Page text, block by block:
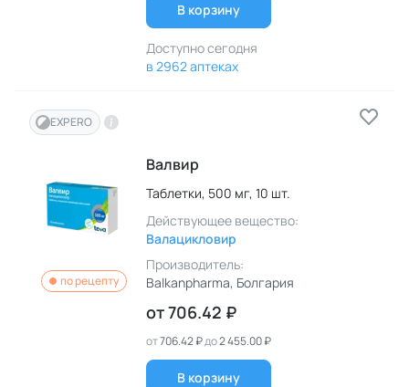
В корзину
Доступно сегодня
в 2962 аптеках
EXPERO
по рецепту
Валвир
Таблетки, 500 мг, 10 шт.
Действующее вещество:
Валацикловир
Производитель:
Balkanpharma, Болгария
от706.42 ₽
от706.42 ₽до2 455.00 ₽
В корзину